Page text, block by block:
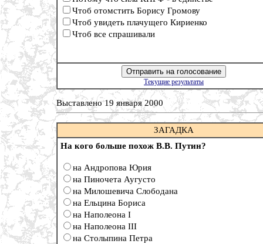
Чтоб отомстить Борису Громову
Чтоб увидеть плачущего Кириенко
Чтоб все спрашивали
Текущие результаты
Выставлено 19 января 2000
ЗАГАДКА
На кого больше похож В.В. Путин?
на Андропова Юрия
на Пиночета Аугусто
на Милошевича Слободана
на Ельцина Бориса
на Наполеона I
на Наполеона III
на Столыпина Петра